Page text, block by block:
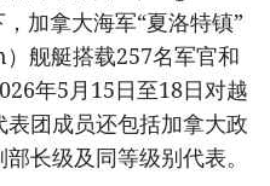
加拿大海军“夏洛特镇”
舰艇搭载257名军官和
年5月15日至18日对越
团成员还包括加拿大政
长级及同等级别代表。